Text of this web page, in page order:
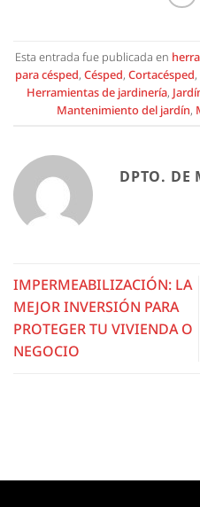
Esta entrada fue publicada en
para césped, Césped, Cortacésped,
Herramientas de jardinería,
Mantenimiento del jardín,
DPTO. DE
IMPERMEABILIZACIÓN: LA
MEJOR INVERSIÓN PARA
PROTEGER TU VIVIENDA O
NEGOCIO